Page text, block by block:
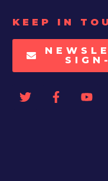
KEEP IN